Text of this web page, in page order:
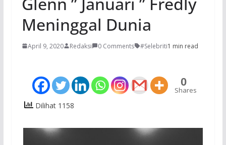
Meninggal Dunia
April 9, 2020 Redaksi 0 Comments #Selebriti1 min read
0
Shares
Dilihat 1158